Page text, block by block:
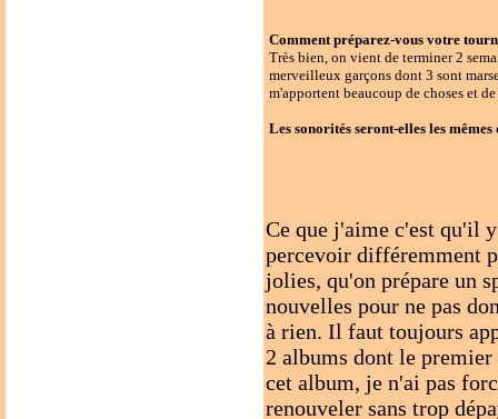
Comment préparez-vous votre
Très bien, on vient de terminer 2
merveilleux garçons dont 3 sont
m'apportent beaucoup de choses et
Les sonorités seront-elles les
Ce que j'aime c'est qu'il
percevoir différemment
jolies, qu'on prépare un
nouvelles pour ne pas
à rien. Il faut toujours
2 albums dont le premier
cet album, je n'ai pas
renouveler sans trop